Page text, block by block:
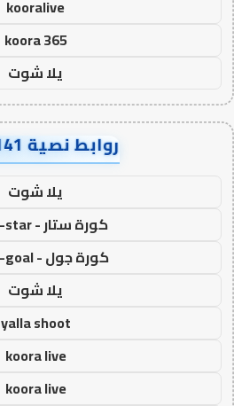
kooralive
koora 365
يلا شوت
روابط نصية AA90141
يلا شوت
كورة ستار - koora-star
كورة جول - koora-goal
يلا شوت
yalla shoot
koora live
koora live